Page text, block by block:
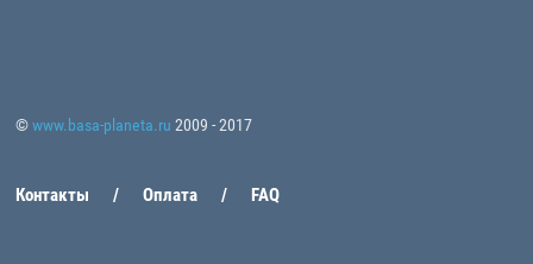
©www.basa-planeta.ru 2009 - 2017
Контакты Оплата FAQ